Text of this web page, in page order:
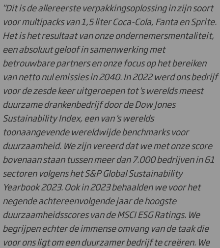
"Dit is de allereerste verpakkingsoplossing in zijn soort
voor multipacks van 1,5 liter Coca-Cola, Fanta en Sprite.
Het is het resultaat van onze ondernemersmentaliteit,
een absoluut geloof in samenwerking met
betrouwbare partners en onze focus op het bereiken
van netto nul emissies in 2040. In 2022 werd ons bedrijf
voor de zesde keer uitgeroepen tot 's werelds meest
duurzame drankenbedrijf door de Dow Jones
Sustainability Index, een van 's werelds
toonaangevende wereldwijde benchmarks voor
duurzaamheid. We zijn vereerd dat we met onze score
bovenaan staan tussen meer dan 7.000 bedrijven in 61
sectoren volgens het S&P Global Sustainability
Yearbook 2023. Ook in 2023 behaalden we voor het
negende achtereenvolgende jaar de hoogste
duurzaamheidsscores van de MSCI ESG Ratings. We
begrijpen echter de immense omvang van de taak die
voor ons ligt om een duurzamer bedrijf te creëren. We